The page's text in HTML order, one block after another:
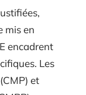
mis en
encadrent
Les
et